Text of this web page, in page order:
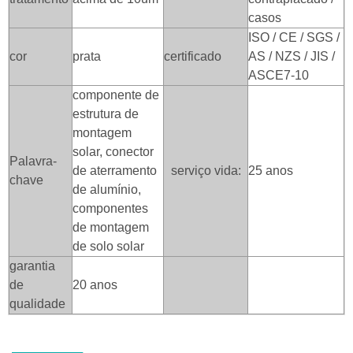
casos
cor prata certificado
ISO / CE / SGS /
AS / NZS / JIS /
ASCE7-10
Palavra-
chave
componente de
estrutura de
montagem
solar, conector
de aterramento
de alumínio,
componentes
de montagem
de solo solar
serviço vida: 25 anos
garantia
de
qualidade
20 anos